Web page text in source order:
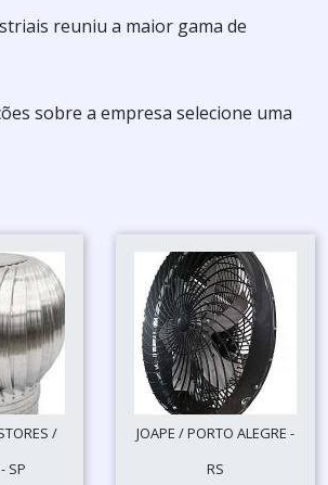
reuniu a maior gama de
sobre a empresa selecione uma
/
SP
JOAPE / PORTO ALEGRE -
RS